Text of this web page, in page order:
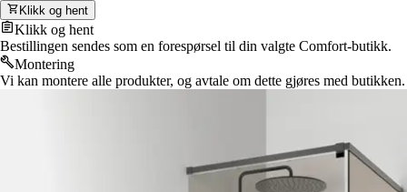
Klikk og hent
Klikk og hent
Bestillingen sendes som en forespørsel til din valgte Comfort-butikk.
Montering
Vi kan montere alle produkter, og avtale om dette gjøres med butikken.